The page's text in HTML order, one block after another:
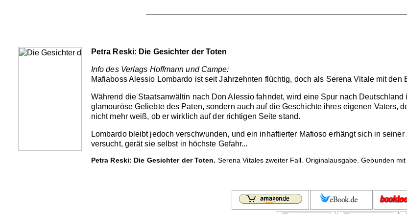
Petra Reski: Die Gesichter der Toten
Info des Verlags Hoffmann und Campe:
Mafiaboss Alessio Lombardo ist seit Jahrzehnten flüchtig, doch als Serena Vitale mit
Während die Staatsanwältin nach Don Alessio fahndet, wird eine Spur nach
glamouröse Geliebte des Paten, sondern auch auf die Geschichte ihres eigenen Vaters,
nicht mehr weiß, ob er wirklich auf der richtigen Seite stand.
Lombardo bleibt jedoch verschwunden, und ein inhaftierter Mafioso erhängt sich in
versucht, gerät sie selbst in höchste Gefahr...
Petra Reski: Die Gesichter der Toten. Serena Vitales zweiter Fall. Originalausgabe. Gebunden